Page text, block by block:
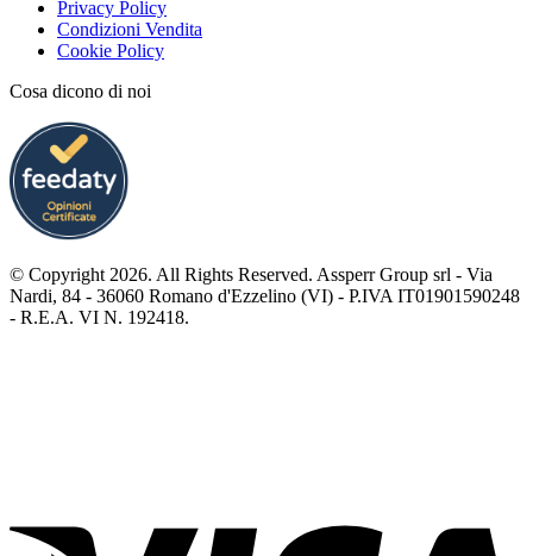
Privacy Policy
Condizioni Vendita
Cookie Policy
Cosa dicono di noi
© Copyright 2026. All Rights Reserved. Assperr Group srl - Via
Nardi, 84 - 36060 Romano d'Ezzelino (VI) - P.IVA IT01901590248
- R.E.A. VI N. 192418.